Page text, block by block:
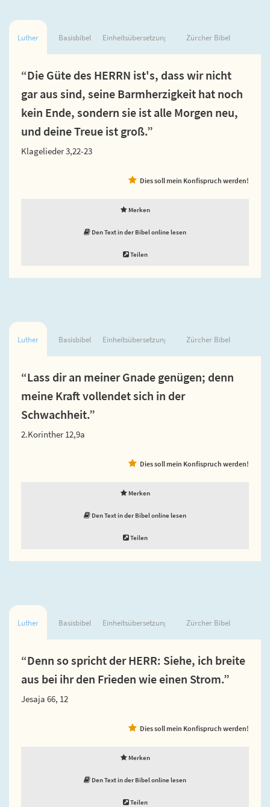
Luther Basisbibel Einheitsübersetzung Zürcher Bibel
“Die Güte des HERRN ist's, dass wir nicht
gar aus sind, seine Barmherzigkeit hat noch
kein Ende, sondern sie ist alle Morgen neu,
und deine Treue ist groß.”
Klagelieder 3,22-23
Dies soll mein Konfispruch werden!
Merken
Den Text in der Bibel online lesen
Teilen
Luther Basisbibel Einheitsübersetzung Zürcher Bibel
“Lass dir an meiner Gnade genügen; denn
meine Kraft vollendet sich in der
Schwachheit.”
2.Korinther 12,9a
Dies soll mein Konfispruch werden!
Merken
Den Text in der Bibel online lesen
Teilen
Luther Basisbibel Einheitsübersetzung Zürcher Bibel
“Denn so spricht der HERR: Siehe, ich breite
aus bei ihr den Frieden wie einen Strom.”
Jesaja 66, 12
Dies soll mein Konfispruch werden!
Merken
Den Text in der Bibel online lesen
Teilen